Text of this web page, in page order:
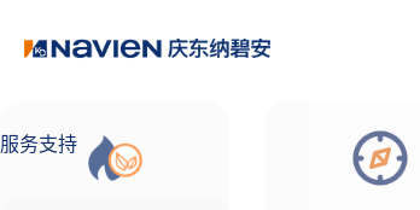
服务支持
品牌故事 焦点注册Life